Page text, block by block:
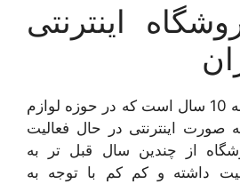
اینترنتی
نزدیک به 10 سال است که در حوزه لوازم
صورت اینترنتی در حال فعالیت
از چندین سال قبل تر به
داشته و کم کم با توجه به